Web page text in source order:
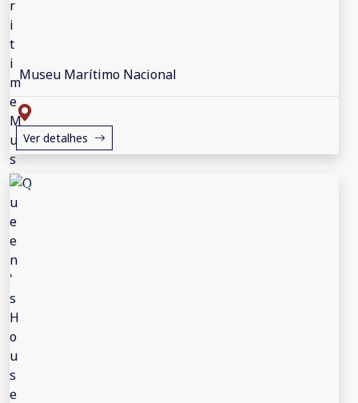
Museu Marítimo Nacional
Ver detalhes